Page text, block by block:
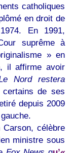
catholiques
en droit de
En 1991,
suprême à
» en
il affirme avoir
Nord restera
de ses
depuis 2009
célèbre
ministre sous